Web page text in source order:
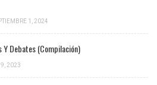
1, 2024
Y Debates (compilación)
2023